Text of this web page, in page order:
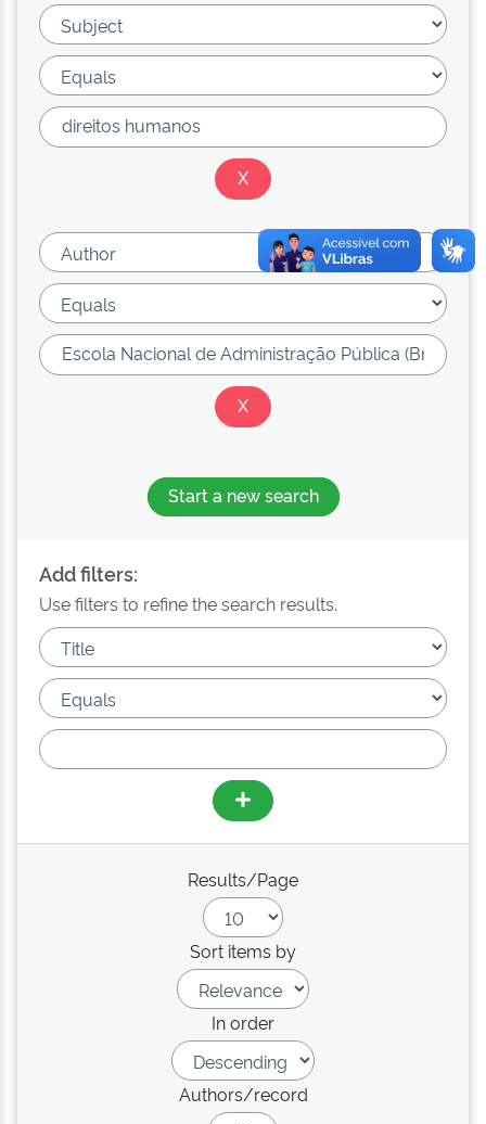
Start a new search
Add filters:
Use filters to refine the search results.
Results/Page
Sort items by
In order
Authors/record